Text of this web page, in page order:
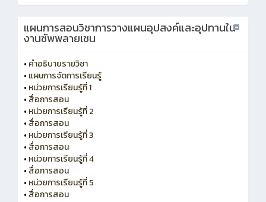
แผนการสอนวิชาการวางแผนอุปสงค์และอุปทานใน
งานซัพพลายเชน
• คำอธิบายรายวิชา
• แผนการจัดการเรียนรู้
• หน่วยการเรียนรู้ที่ 1
• สื่อการสอน
• หน่วยการเรียนรู้ที่ 2
• สื่อการสอน
• หน่วยการเรียนรู้ที่ 3
• สื่อการสอน
• หน่วยการเรียนรู้ที่ 4
• สื่อการสอน
• หน่วยการเรียนรู้ที่ 5
• สื่อการสอน